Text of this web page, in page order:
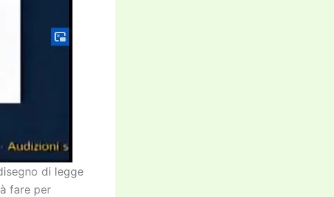
di legge
fare per